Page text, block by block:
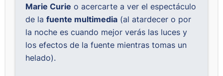
Marie Curie o acercarte a ver el espectáculo
de lafuente multimedia (al atardecer o por
la noche es cuando mejor verás las luces y
los efectos de la fuente mientras tomas un
helado).